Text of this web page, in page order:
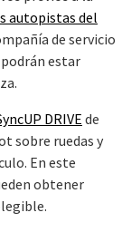
autopistas del
de servicio
estar
DRIVEde
sobre ruedas y
En este
obtener